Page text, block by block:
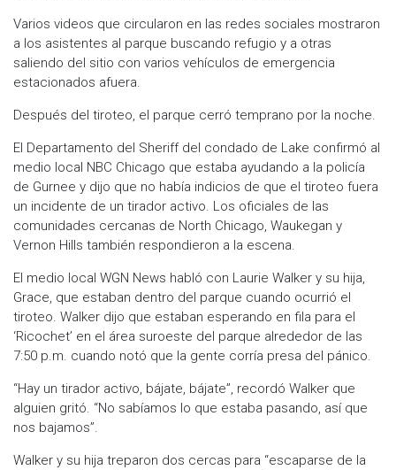
Varios videos que circularon en las redes sociales mostraron
a los asistentes al parque buscando refugio y a otras
saliendo del sitio con varios vehículos de emergencia
estacionados afuera.
Después del tiroteo, el parque cerró temprano por la noche.
El Departamento del Sheriff del condado de Lake confirmó al
medio local NBC Chicago que estaba ayudando a la policía
de Gurnee y dijo que no había indicios de que el tiroteo fuera
un incidente de un tirador activo. Los oficiales de las
comunidades cercanas de North Chicago, Waukegan y
Vernon Hills también respondieron a la escena.
El medio local WGN News habló con Laurie Walker y su hija,
Grace, que estaban dentro del parque cuando ocurrió el
tiroteo. Walker dijo que estaban esperando en fila para el
‘Ricochet’ en el área suroeste del parque alrededor de las
7:50 p.m. cuando notó que la gente corría presa del pánico.
“Hay un tirador activo, bájate, bájate”, recordó Walker que
alguien gritó. “No sabíamos lo que estaba pasando, así que
nos bajamos”.
Walker y su hija treparon dos cercas para “escaparse de la